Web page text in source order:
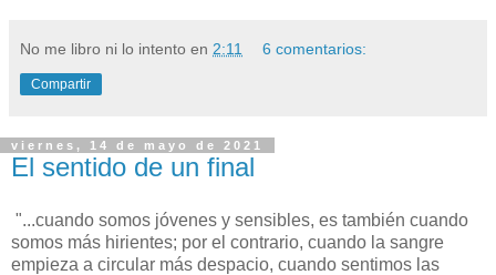
No me libro ni lo intento en 2:11 6 comentarios:
Compartir
viernes, 14 de mayo de 2021
El sentido de un final
"...cuando somos jóvenes y sensibles, es también cuando
somos más hirientes; por el contrario, cuando la sangre
empieza a circular más despacio, cuando sentimos las